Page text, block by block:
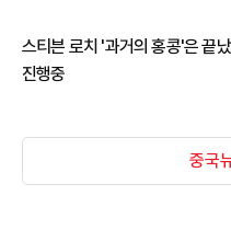
스티븐 로치 '과거의 홍콩'은 끝
진행중
중국